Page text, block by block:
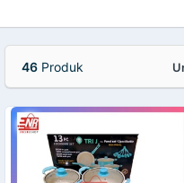
46 Produk